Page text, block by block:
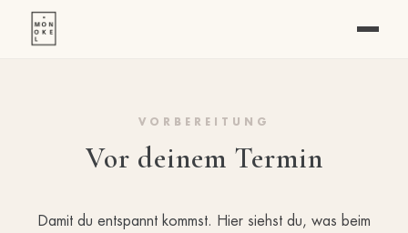
VORBEREITUNG
Vor deinem Termin
Damit du entspannt kommst. Hier siehst du, was beim